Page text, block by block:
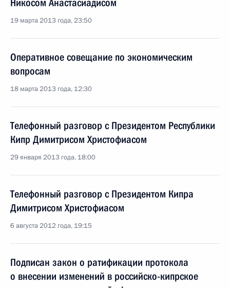
Никосом Анастасиадисом
19 марта 2013 года, 23:50
Оперативное совещание по экономическим
вопросам
18 марта 2013 года, 12:30
Телефонный разговор с Президентом Республики
Кипр Димитрисом Христофиасом
29 января 2013 года, 18:00
Телефонный разговор с Президентом Кипра
Димитрисом Христофиасом
6 августа 2012 года, 19:15
Подписан закон о ратификации протокола
о внесении изменений в российско-кипрское